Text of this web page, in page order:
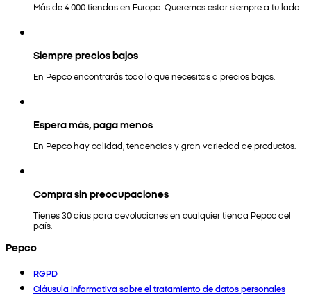
Más de 4.000 tiendas en Europa. Queremos estar siempre a tu lado.
Siempre precios bajos
En Pepco encontrarás todo lo que necesitas a precios bajos.
Espera más, paga menos
En Pepco hay calidad, tendencias y gran variedad de productos.
Compra sin preocupaciones
Tienes 30 días para devoluciones en cualquier tienda Pepco del
país.
Pepco
RGPD
Cláusula informativa sobre el tratamiento de datos personales